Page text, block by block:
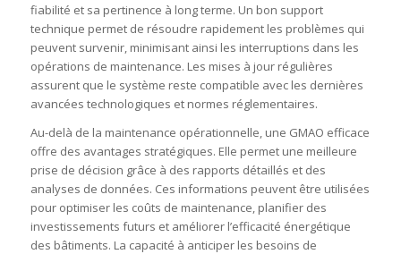
fiabilité et sa pertinence à long terme. Un bon support
technique permet de résoudre rapidement les problèmes qui
peuvent survenir, minimisant ainsi les interruptions dans les
opérations de maintenance. Les mises à jour régulières
assurent que le système reste compatible avec les dernières
avancées technologiques et normes réglementaires.
Au-delà de la maintenance opérationnelle, une GMAO efficace
offre des avantages stratégiques. Elle permet une meilleure
prise de décision grâce à des rapports détaillés et des
analyses de données. Ces informations peuvent être utilisées
pour optimiser les coûts de maintenance, planifier des
investissements futurs et améliorer l’efficacité énergétique
des bâtiments. La capacité à anticiper les besoins de